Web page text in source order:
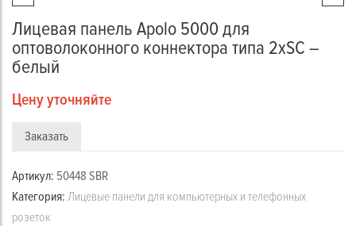
Лицевая панель Apolo 5000 для
оптоволоконного коннектора типа 2хSC –
белый
Цену уточняйте
Заказать
Артикул: 50448 SBR
Категория: Лицевые панели для компьютерных и телефонных
розеток